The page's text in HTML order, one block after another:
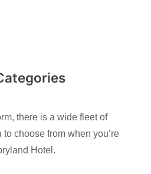
there is a wide fleet of
choose from when you’re
Hotel.